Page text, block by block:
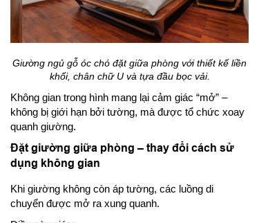
Giường ngủ gỗ óc chó đặt giữa phòng với thiết kế liền
khối, chân chữ U và tựa đầu bọc vải.
Không gian trong hình mang lại cảm giác “mở” –
không bị giới hạn bởi tường, mà được tổ chức xoay
quanh giường.
Đặt giường giữa phòng – thay đổi cách sử
dụng không gian
Khi giường không còn áp tường, các luồng di
chuyển được mở ra xung quanh.